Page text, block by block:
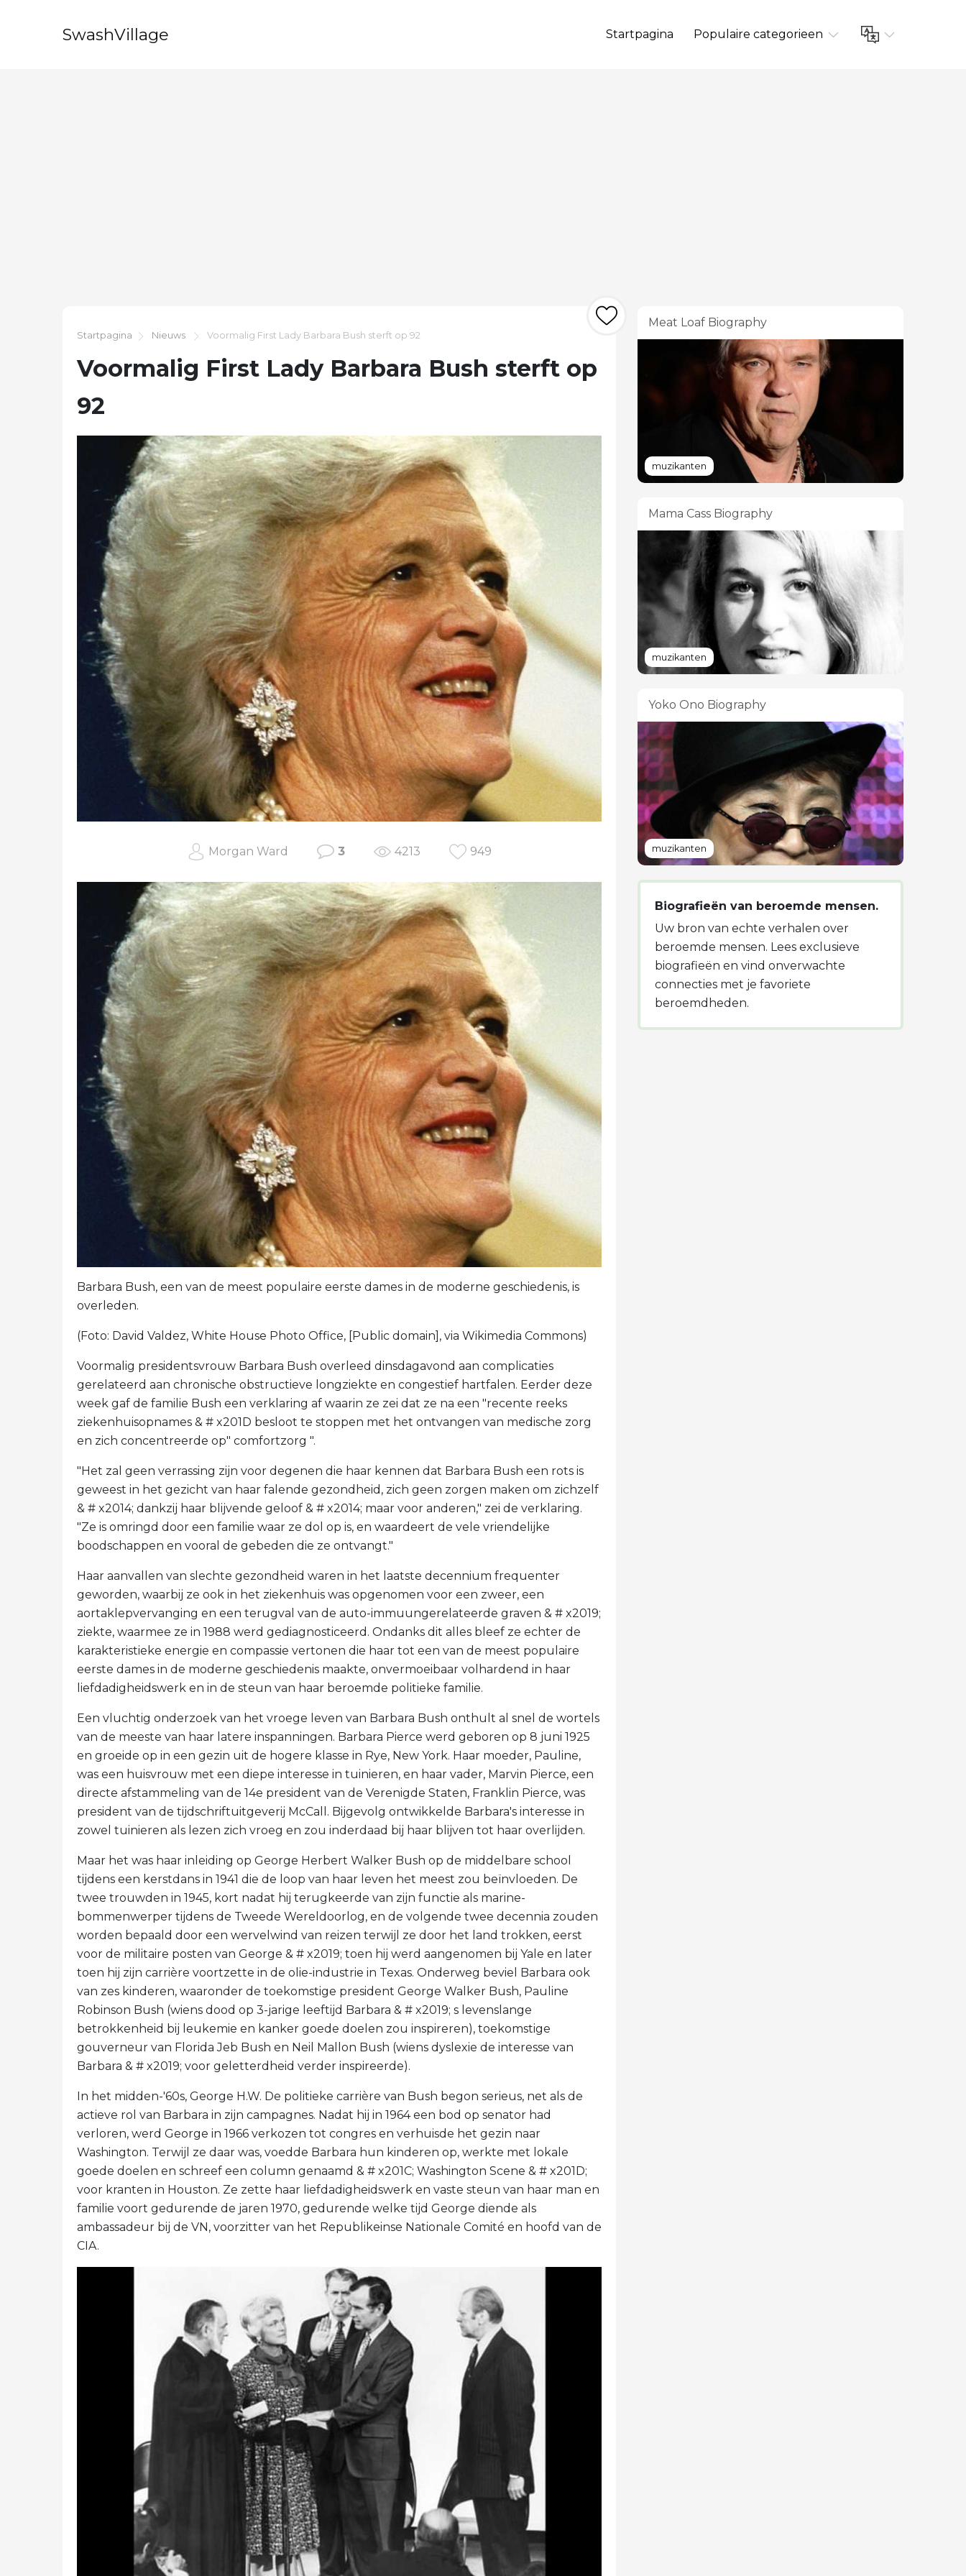
SwashVillage Startpagina Populaire categorieen
Startpagina Nieuws Voormalig First Lady Barbara Bush sterft op 92
Voormalig First Lady Barbara Bush sterft op
92
Morgan Ward 3 4213 949
Barbara Bush, een van de meest populaire eerste dames in de moderne geschiedenis, is
overleden.
(Foto: David Valdez, White House Photo Office, [Public domain], via Wikimedia Commons)
Voormalig presidentsvrouw Barbara Bush overleed dinsdagavond aan complicaties
gerelateerd aan chronische obstructieve longziekte en congestief hartfalen. Eerder deze
week gaf de familie Bush een verklaring af waarin ze zei dat ze na een "recente reeks
ziekenhuisopnames & # x201D besloot te stoppen met het ontvangen van medische zorg
en zich concentreerde op" comfortzorg ".
"Het zal geen verrassing zijn voor degenen die haar kennen dat Barbara Bush een rots is
geweest in het gezicht van haar falende gezondheid, zich geen zorgen maken om zichzelf
& # x2014; dankzij haar blijvende geloof & # x2014; maar voor anderen," zei de verklaring.
"Ze is omringd door een familie waar ze dol op is, en waardeert de vele vriendelijke
boodschappen en vooral de gebeden die ze ontvangt."
Haar aanvallen van slechte gezondheid waren in het laatste decennium frequenter
geworden, waarbij ze ook in het ziekenhuis was opgenomen voor een zweer, een
aortaklepvervanging en een terugval van de auto-immuungerelateerde graven & # x2019;
ziekte, waarmee ze in 1988 werd gediagnosticeerd. Ondanks dit alles bleef ze echter de
karakteristieke energie en compassie vertonen die haar tot een van de meest populaire
eerste dames in de moderne geschiedenis maakte, onvermoeibaar volhardend in haar
liefdadigheidswerk en in de steun van haar beroemde politieke familie.
Een vluchtig onderzoek van het vroege leven van Barbara Bush onthult al snel de wortels
van de meeste van haar latere inspanningen. Barbara Pierce werd geboren op 8 juni 1925
en groeide op in een gezin uit de hogere klasse in Rye, New York. Haar moeder, Pauline,
was een huisvrouw met een diepe interesse in tuinieren, en haar vader, Marvin Pierce, een
directe afstammeling van de 14e president van de Verenigde Staten, Franklin Pierce, was
president van de tijdschriftuitgeverij McCall. Bijgevolg ontwikkelde Barbara's interesse in
zowel tuinieren als lezen zich vroeg en zou inderdaad bij haar blijven tot haar overlijden.
Maar het was haar inleiding op George Herbert Walker Bush op de middelbare school
tijdens een kerstdans in 1941 die de loop van haar leven het meest zou beïnvloeden. De
twee trouwden in 1945, kort nadat hij terugkeerde van zijn functie als marine-
bommenwerper tijdens de Tweede Wereldoorlog, en de volgende twee decennia zouden
worden bepaald door een wervelwind van reizen terwijl ze door het land trokken, eerst
voor de militaire posten van George & # x2019; toen hij werd aangenomen bij Yale en later
toen hij zijn carrière voortzette in de olie-industrie in Texas. Onderweg beviel Barbara ook
van zes kinderen, waaronder de toekomstige president George Walker Bush, Pauline
Robinson Bush (wiens dood op 3-jarige leeftijd Barbara & # x2019; s levenslange
betrokkenheid bij leukemie en kanker goede doelen zou inspireren), toekomstige
gouverneur van Florida Jeb Bush en Neil Mallon Bush (wiens dyslexie de interesse van
Barbara & # x2019; voor geletterdheid verder inspireerde).
In het midden-'60s, George H.W. De politieke carrière van Bush begon serieus, net als de
actieve rol van Barbara in zijn campagnes. Nadat hij in 1964 een bod op senator had
verloren, werd George in 1966 verkozen tot congres en verhuisde het gezin naar
Washington. Terwijl ze daar was, voedde Barbara hun kinderen op, werkte met lokale
goede doelen en schreef een column genaamd & # x201C; Washington Scene & # x201D;
voor kranten in Houston. Ze zette haar liefdadigheidswerk en vaste steun van haar man en
familie voort gedurende de jaren 1970, gedurende welke tijd George diende als
ambassadeur bij de VN, voorzitter van het Republikeinse Nationale Comité en hoofd van de
CIA.
Meat Loaf Biography
muzikanten
Mama Cass Biography
muzikanten
Yoko Ono Biography
muzikanten
Biografieën van beroemde mensen.
Uw bron van echte verhalen over
beroemde mensen. Lees exclusieve
biografieën en vind onverwachte
connecties met je favoriete
beroemdheden.